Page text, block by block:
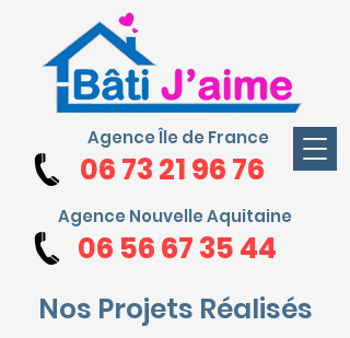
Agence Île de France
06 73 21 96 76
Agence Nouvelle Aquitaine
06 56 67 35 44
Nos Projets Réalisés